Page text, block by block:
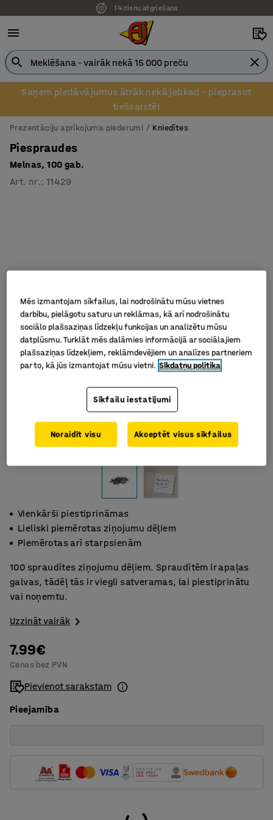
14 dienu atgriešana
Saņem piedāvājumus ātrāk nekā jebkad – pieprasot
tiešsaistē!
Prezentāciju aprīkojuma piederumi Kniedītes
Piespraudes
Melnas, 100 gab.
Art. nr. :11429
Vienkārši piestiprināmas
Lieliski piemērotas ziņojumu dēļiem
Piemērotas arī starpsienām
100 spraudītes ziņojumu dēļiem. Spraudītēm ir apaļas
galvas, tādēļ tās ir viegli satveramas, lai piestiprinātu
vai noņemtu.
Uzzināt vairāk
7.99€
Cenas bez PVN
Pievienot sarakstam
Pieejamība
Mēs izmantojam sīkfailus, lai nodrošinātu mūsu vietnes
darbību, pielāgotu saturu un reklāmas, kā arī nodrošinātu
sociālo plašsaziņas līdzekļu funkcijas un analizētu mūsu
datplūsmu. Turklāt mēs dalāmies informācijā ar sociālajiem
plašsaziņas līdzekļiem, reklāmdevējiem un analīzes partneriem
par to, kā jūs izmantojat mūsu vietni. Sīkdatņu politika
Sīkfailu iestatījumi
Noraidīt visu Akceptēt visus sīkfailus